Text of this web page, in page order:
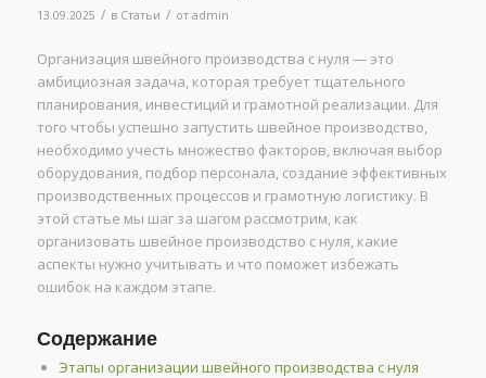
13.09.2025 / в Статьи / от admin
Организация швейного производства с нуля — это
амбициозная задача, которая требует тщательного
планирования, инвестиций и грамотной реализации. Для
того чтобы успешно запустить швейное производство,
необходимо учесть множество факторов, включая выбор
оборудования, подбор персонала, создание эффективных
производственных процессов и грамотную логистику. В
этой статье мы шаг за шагом рассмотрим, как
организовать швейное производство с нуля, какие
аспекты нужно учитывать и что поможет избежать
ошибок на каждом этапе.
Содержание
Этапы организации швейного производства с нуля